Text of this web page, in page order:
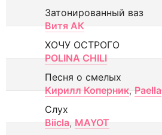
Затонированный ваз
Витя АК
ХОЧУ ОСТРОГО
POLINA CHILI
Песня о смелых
Кирилл Коперник, Paella
Слух
Biicla, MAYOT